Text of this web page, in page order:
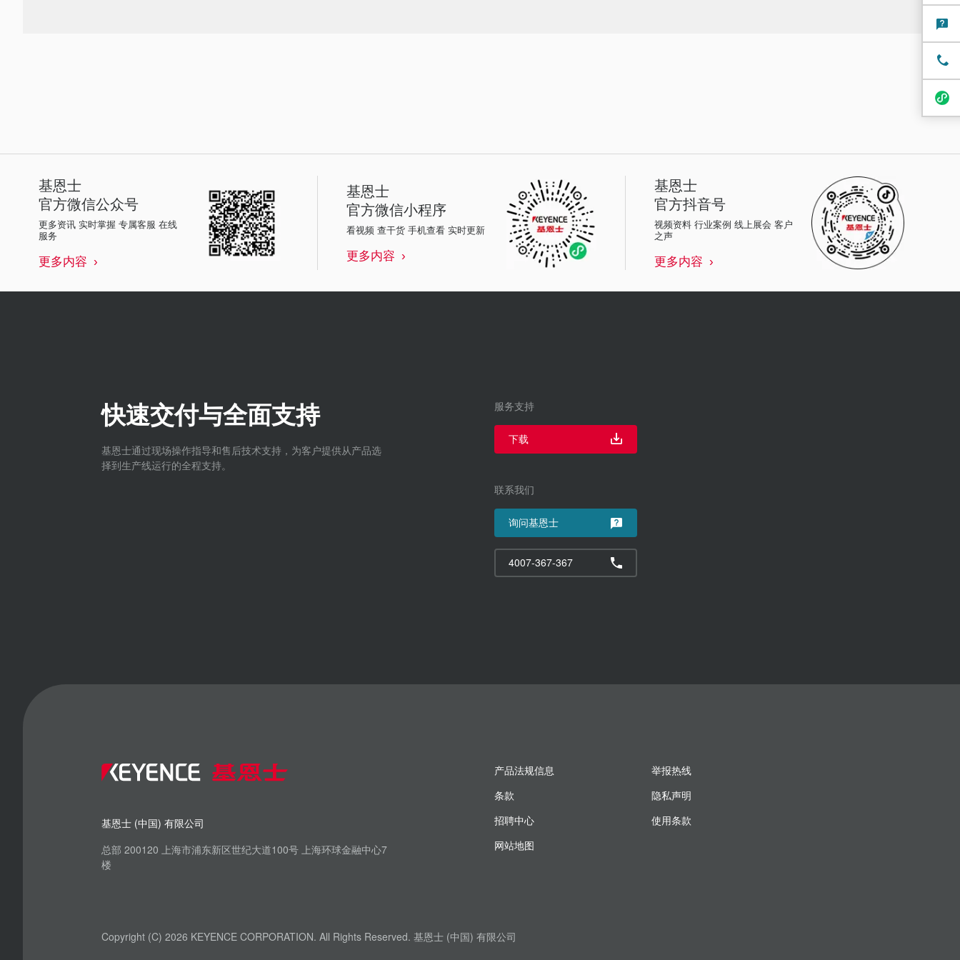
基恩士
官方微信公众号
更多资讯 实时掌握 专属客服 在线
服务
更多内容
基恩士
官方微信小程序
看视频 查干货 手机查看 实时更新
更多内容
基恩士
官方抖音号
视频资料 行业案例 线上展会 客户
之声
更多内容
快速交付与全面支持
基恩士通过现场操作指导和售后技术支持，为客户提供从产品选
择到生产线运行的全程支持。
服务支持
下载
联系我们
询问基恩士
4007-367-367
基恩士 (中国) 有限公司
总部 200120 上海市浦东新区世纪大道100号 上海环球金融中心7
楼
产品法规信息
举报热线
条款
隐私声明
招聘中心
使用条款
网站地图
Copyright (C) 2026 KEYENCE CORPORATION. All Rights Reserved. 基恩士 (中国) 有限公司